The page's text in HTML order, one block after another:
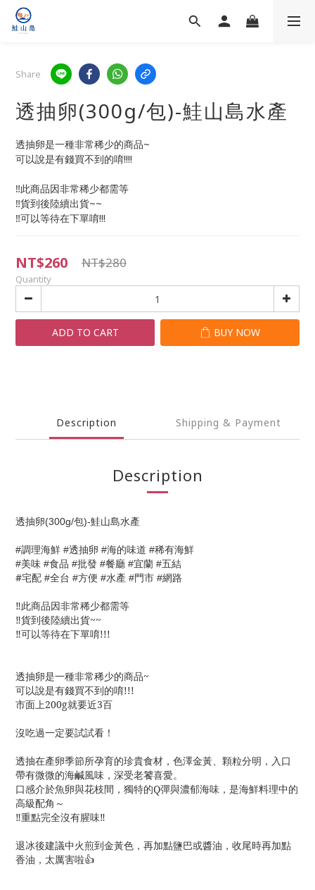
Share
透抽卵(300g/包)-鮭山島水產
透抽卵是一種非常稀少的商品~
可以說是有錢買不到的唷!!!!
‼️此商品因非常稀少都需等
‼️貨到後陸續出貨~~
‼️可以等待在下單唷!!!
NT$260 NT$280
Quantity
ADD TO CART BUY NOW
Description Shipping & Payment
Description
透抽卵(300g/包)-鮭山島水產
#調理海鮮 #透抽卵 #海的味道 #稀有海鮮
#美味 #食品 #批發 #餐廳 #宜蘭 #五結
#宅配 #全台 #方便 #水產 #門市 #網路
‼️此商品因非常稀少都需等
‼️貨到後陸續出貨~~
‼️可以等待在下單唷!!!
透抽卵是一種非常稀少的商品~
可以說是有錢買不到的唷!!!
市面上200g就要近3百
沒吃過一定要試試看！
透抽在產卵季節所孕育的珍貴食材，色澤金黃、顆粒分明，入口
帶有微微的海鹹風味，深受老饕喜愛。
口感介於魚卵與花枝間，獨特的Q彈與濃郁海味，是海鮮料理中的
高級配角～
‼️重點完全沒有腥味‼️
退冰後建議中火煎到金黃色，再加點鹽巴或醬油，收尾時再加點
香油，太厲害啦👍